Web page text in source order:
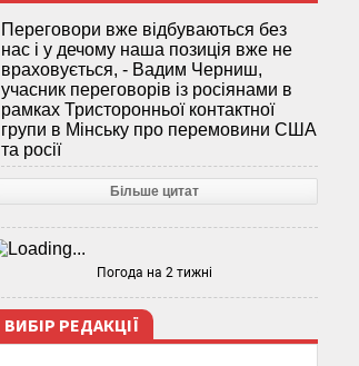
Переговори вже відбуваються без
нас і у дечому наша позиція вже не
враховується, - Вадим Черниш,
учасник переговорів із росіянами в
рамках Тристоронньої контактної
групи в Мінську про перемовини США
та росії
Більше цитат
Погода на 2 тижні
ВИБІР РЕДАКЦІЇ